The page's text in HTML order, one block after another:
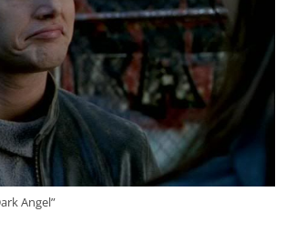
Angel”